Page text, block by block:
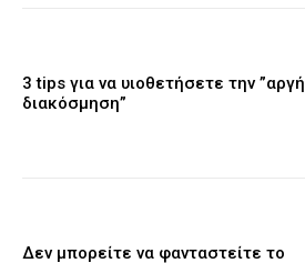
3 tips για να υιοθετήσετε την ”αργή
διακόσμηση”
Δεν μπορείτε να φανταστείτε το